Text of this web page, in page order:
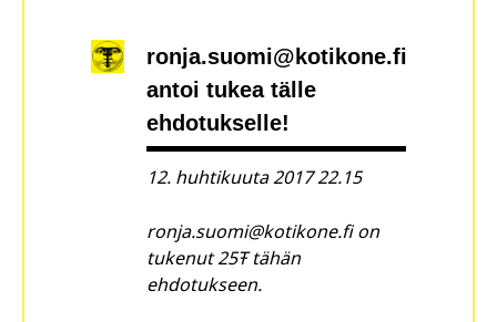
ronja.suomi@kotikone.fi
antoi tukea tälle
ehdotukselle!
12. huhtikuuta 2017 22.15
ronja.suomi@kotikone.fi on
tukenut 25Ŧ tähän
ehdotukseen.